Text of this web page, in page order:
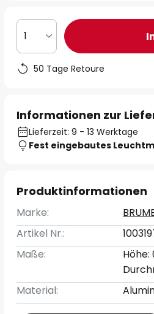
1
50 Tage Retoure
Informationen zur
Lieferzeit: 9 - 13 Werktage
Fest eingebautes
Produktinformationen
Marke:
Artikel Nr.:
Maße:
Höhe:
Material: